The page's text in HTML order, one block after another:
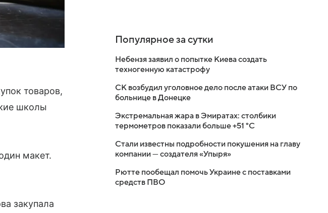
товаров,
школы
макет.
закупала
Популярное за сутки
Небензя заявил о попытке Киева создать
техногенную катастрофу
СК возбудил уголовное дело после атаки ВСУ по
больнице в Донецке
Экстремальная жара в Эмиратах: столбики
термометров показали больше +51 °C
Стали известны подробности покушения на главу
компании — создателя «Упыря»
Рютте пообещал помочь Украине с поставками
средств ПВО